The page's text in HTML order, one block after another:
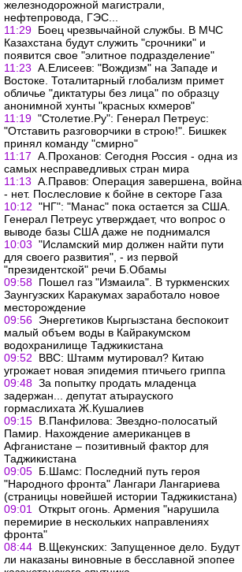
железнодорожной магистрали,
нефтепровода, ГЭС...
11:29 Боец чрезвычайной службы. В МЧС
Казахстана будут служить "срочники" и
появится свое "элитное подразделение"
11:23 А.Елисеев: "Вождизм" на Западе и
Востоке. Тоталитарный глобализм примет
обличье "диктатуры без лица" по образцу
анонимной хунты "красных кхмеров"
11:19 "Столетие.Ру": Генерал Петреус:
"Отставить разговорчики в строю!". Бишкек
принял команду "смирно"
11:17 А.Проханов: Сегодня Россия - одна из
самых несправедливых стран мира
11:13 А.Правов: Операция завершена, война
- нет. Послесловие к бойне в секторе Газа
10:12 "НГ": "Манас" пока остается за США.
Генерал Петреус утверждает, что вопрос о
выводе базы США даже не поднимался
10:03 "Исламский мир должен найти пути
для своего развития", - из первой
"президентской" речи Б.Обамы
09:58 Пошел газ "Измаила". В туркменских
Заунгузских Каракумах заработало новое
месторождение
09:56 Энергетиков Кыргызстана беспокоит
малый объем воды в Кайракумском
водохранилище Таджикистана
09:52
ВВС: Штамм мутировал? Китаю
угрожает новая эпидемия птичьего гриппа
09:48 За попытку продать младенца
задержан... депутат атырауского
гормаслихата Ж.Кушалиев
09:15 В.Панфилова: Звездно-полосатый
Памир. Нахождение американцев в
Афганистане – позитивный фактор для
Таджикистана
09:05 Б.Шамс: Последний путь героя
"Народного фронта" Лангари Лангариева
(страницы новейшей истории Таджикистана)
09:01
Открыт огонь. Армения "нарушила
перемирие в нескольких направлениях
фронта"
08:44 В.Щекунских: Запущенное дело. Будут
ли наказаны виновные в бесславной эпопее